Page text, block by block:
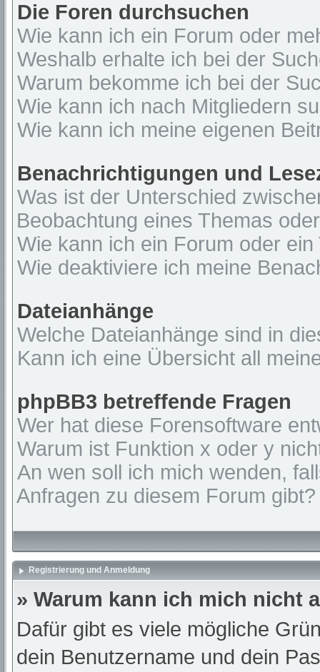
Die Foren durchsuchen
Wie kann ich ein Forum oder
Weshalb erhalte ich bei der
Warum bekomme ich bei der
Wie kann ich nach Mitgliedern
Wie kann ich meine eigenen
Benachrichtigungen und
Was ist der Unterschied
Beobachtung eines Themas
Wie kann ich ein Forum oder
Wie deaktiviere ich meine
Dateianhänge
Welche Dateianhänge sind in
Kann ich eine Übersicht all
phpBB3 betreffende Fragen
Wer hat diese Forensoftware
Warum ist Funktion x oder y
An wen soll ich mich wenden,
Anfragen zu diesem Forum gibt?
Registrierung und Anmeldung
» Warum kann ich mich nicht
Dafür gibt es viele mögliche
dein Benutzername und dein